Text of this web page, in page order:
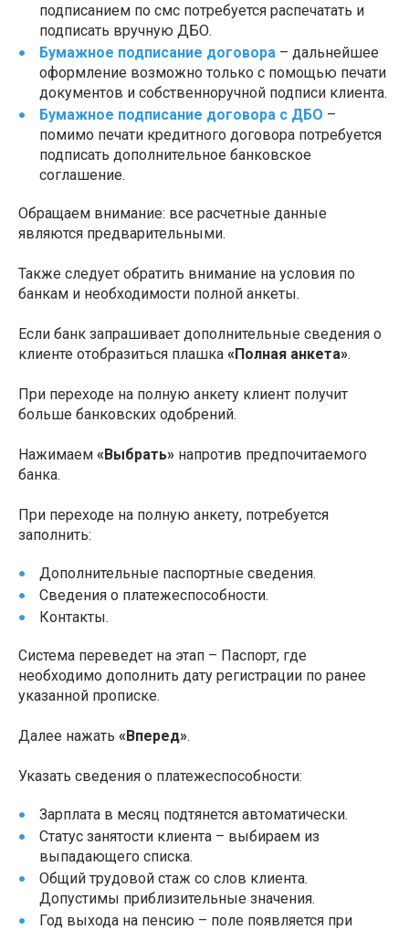
подписанием по смс потребуется распечатать и
подписать вручную ДБО.
Бумажное подписание договора– дальнейшее
оформление возможно только с помощью печати
документов и собственноручной подписи клиента.
Бумажное подписание договора с ДБО –
помимо печати кредитного договора потребуется
подписать дополнительное банковское
соглашение.
Обращаем внимание: все расчетные данные
являются предварительными.
Также следует обратить внимание на условия по
банкам и необходимости полной анкеты.
Если банк запрашивает дополнительные сведения о
клиенте отобразиться плашка «Полная анкета».
При переходе на полную анкету клиент получит
больше банковских одобрений.
Нажимаем «Выбрать» напротив предпочитаемого
банка.
При переходе на полную анкету, потребуется
заполнить:
Дополнительные паспортные сведения.
Сведения о платежеспособности.
Контакты.
Система переведет на этап – Паспорт, где
необходимо дополнить дату регистрации по ранее
указанной прописке.
Далее нажать «Вперед».
Указать сведения о платежеспособности:
Зарплата в месяц подтянется автоматически.
Статус занятости клиента – выбираем из
выпадающего списка.
Общий трудовой стаж со слов клиента.
Допустимы приблизительные значения.
Год выхода на пенсию – поле появляется при